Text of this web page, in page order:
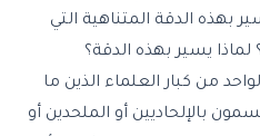
بهذه الدقة المتناهية التي
يسير بهذه الدقة؟
من كبار العلماء الذين ما
بالإلحاديين أو الملحدين أو